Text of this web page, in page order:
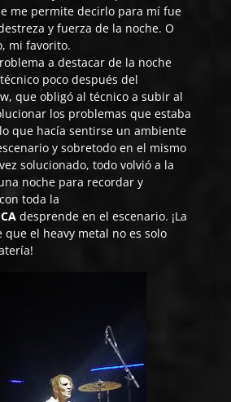
me permite decirlo para mí fue
y fuerza de la noche. O
mi favorito.
a destacar de la noche
poco después del
que obligó al técnico a subir al
los problemas que estaba
que hacía sentirse un ambiente
y sobretodo en el mismo
solucionado, todo volvió a la
noche para recordar y
toda la
desprende en el escenario. ¡La
el heavy metal no es solo